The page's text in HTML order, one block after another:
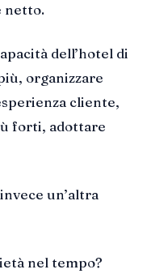
netto.
dell’hotel di
organizzare
cliente,
forti, adottare
un’altra
nel tempo?